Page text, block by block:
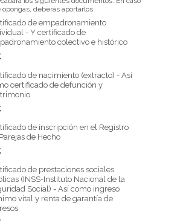
deberás aportarlos
de empadronamiento
- Y certificado de
colectivo e histórico
de nacimiento (extracto) - Así
certificado de defunción y
de inscripción en el Registro
de Hecho
de prestaciones sociales
(INSS-Instituto Nacional de la
Social) - Así como ingreso
vital y renta de garantía de